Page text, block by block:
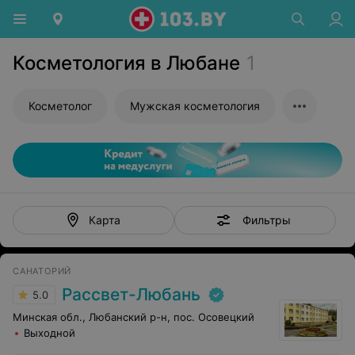
Косметология в Любане 1
Косметолог Мужская косметология
Карта Фильтры
САНАТОРИЙ
5.0 Рассвет-Любань
Минская обл., Любанский р-н, пос. Осовецкий
Выходной